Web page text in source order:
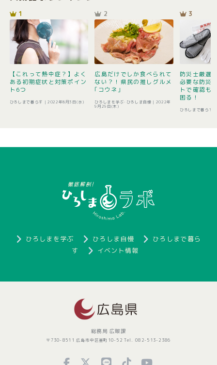
1
【これって熱中症？】よく
ある初期症状と対策ポイン
ト6つ
ひろしまで暮らす | 2022年8月3日(水)
2
広島だけでしか食べられて
ない？！県民の推しグルメ
｢コウネ｣
ひろしまを学ぶ･ひろしま自慢 | 2022年
9月29日(木)
3
防災士厳選
必要な防災
トで確認も
困る！
ひろしまで暮らす
ひろしまを学ぶ ひろしま自慢
ひろしまで暮ら
す
イベント情報
総務局 広報課
〒730-8511 広島市中区基町10-52 Tel. 082-513-2386